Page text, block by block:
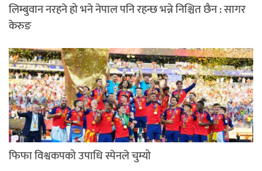
लिम्बुवान नरहने हो भने नेपाल पनि रहन्छ भन्ने निश्चित छैन : सागर
केरुङ
फिफा विश्वकपको उपाधि स्पेनले चुम्यो